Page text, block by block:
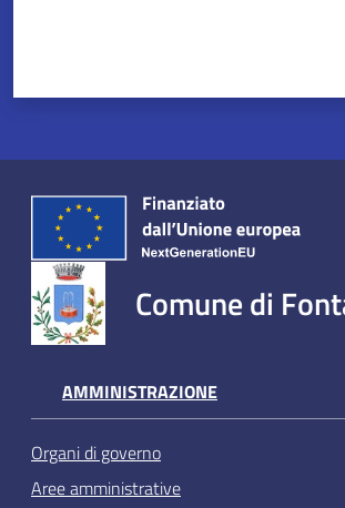
Comune di
AMMINISTRAZIONE
Organi di governo
Aree amministrative